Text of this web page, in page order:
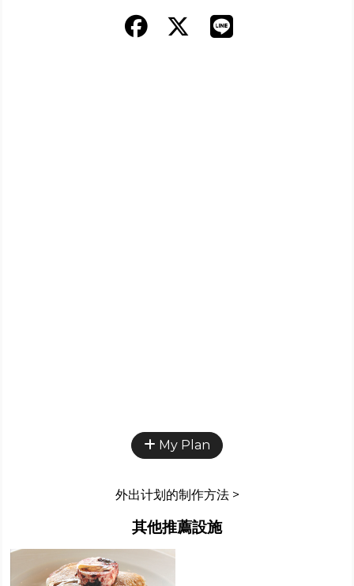
My Plan
外出计划的制作方法 >
其他推薦設施